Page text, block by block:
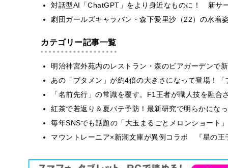
対話型AI「ChatGPT」をより身近なものに！ 新サ
劇団ガールズキャラバン・森下愛里沙（22）の水着
カテゴリー記事一覧
明治神宮外苑内のレストラン・森のビアガーデンで
あの「ブタメン」が約4倍の大きさになって登場！
「名前先行」の常識を覆す。F1王者が職人技を融
紅茶で若返り＆夏バテ予防！最新研究で明らかにな
毎年SNSでも話題の「大玉まるごとメロンショート
マウントレーニア×新潮文庫が異例コラボ 『星の